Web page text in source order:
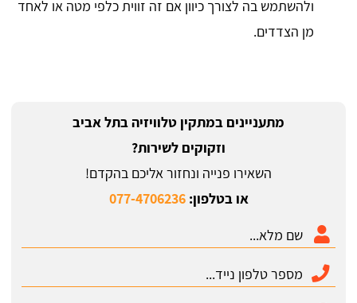
ולהשתמש בה לצורך כיוון אם זה זווית כלפי מטה או לאחד
מן הצדדים.
מתעניינים במתקין טלוויזיה בתל אביב
וזקוקים לשירות?
השאירו פנייה ונחזור אליכם בהקדם!
או בטלפון:077-4706236